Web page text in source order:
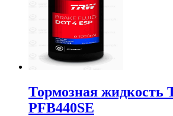
Тормозная жидкость
PFB440SE